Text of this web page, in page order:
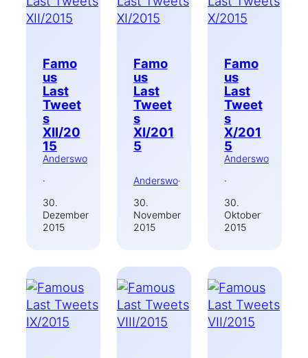
Famo
us
Last
Tweet
s
XII/20
15
Anderswo
·
30.
Dezember
2015
Famo
us
Last
Tweet
s
XI/201
5
Anderswo·
30.
November
2015
Famo
us
Last
Tweet
s
X/201
5
Anderswo
·
30.
Oktober
2015